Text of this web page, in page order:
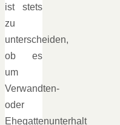
ist stets
zu
unterscheiden,
ob es
um
Verwandten-
oder
Ehegattenunterhalt